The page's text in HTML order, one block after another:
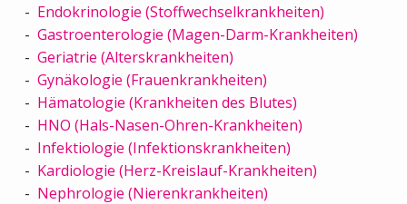
Endokrinologie (Stoffwechselkrankheiten)
Gastroenterologie (Magen-Darm-Krankheiten)
Geriatrie (Alterskrankheiten)
Gynäkologie (Frauenkrankheiten)
Hämatologie (Krankheiten des Blutes)
HNO (Hals-Nasen-Ohren-Krankheiten)
Infektiologie (Infektionskrankheiten)
Kardiologie (Herz-Kreislauf-Krankheiten)
Nephrologie (Nierenkrankheiten)